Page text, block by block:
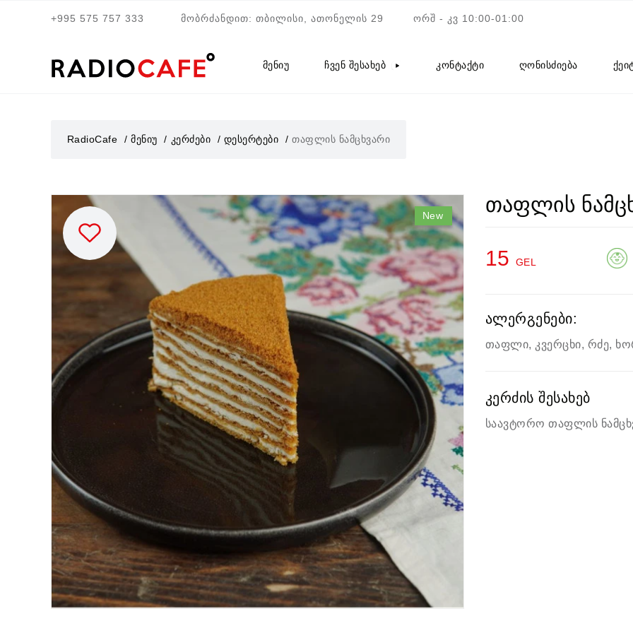
+995 575 757 333 მობრძანდით: თბილისი, ათონელის 29 ორშ - კვ 10:00-01:00
მენიუ ჩვენ შესახებ კონტაქტი ღონისძიება
RadioCafe მენიუ კერძები დესერტები თაფლის ნამცხვარი
New თაფლის
15 GEL
ალერგენები:
თაფლი, კვერცხი, რძე,
კერძის შესახებ
საავტორო თაფლის